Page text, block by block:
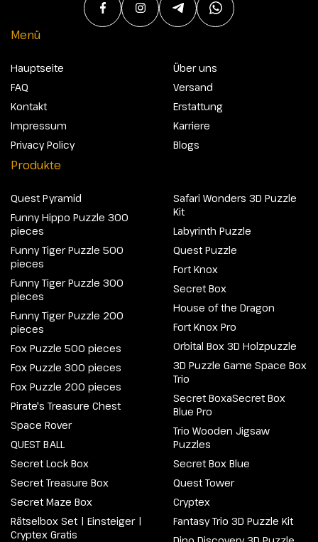
Menü
Hauptseite
FAQ
Kontakt
Impressum
Privacy Policy
Über uns
Versand
Erstattung
Karriere
Blogs
Produkte
Quest Pyramid
Funny Hippo Puzzle 300
pieces
Funny Tiger Puzzle 500
pieces
Funny Tiger Puzzle 300
pieces
Funny Tiger Puzzle 200
pieces
Fox Puzzle 500 pieces
Fox Puzzle 300 pieces
Fox Puzzle 200 pieces
Pirate's Treasure Chest
Space Rover
QUEST BALL
Secret Lock Box
Secret Treasure Box
Secret Maze Box
Rätselbox Set | Einsteiger |
Cryptex Gratis
Safari Wonders 3D Puzzle
Kit
Labyrinth Puzzle
Quest Puzzle
Fort Knox
Secret Box
House of the Dragon
Fort Knox Pro
Orbital Box 3D Holzpuzzle
3D Puzzle Game Space Box
Trio
Secret BoxaSecret Box
Blue Pro
Trio Wooden Jigsaw
Puzzles
Secret Box Blue
Quest Tower
Cryptex
Fantasy Trio 3D Puzzle Kit